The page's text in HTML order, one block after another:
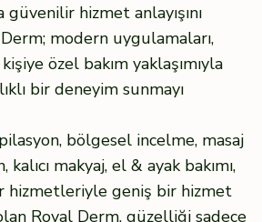
hizmet anlayışını
modern uygulamaları,
özel bakım yaklaşımıyla
bir deneyim sunmayı
bölgesel incelme, masaj
makyaj, el & ayak bakımı,
hizmetleriyle geniş bir hizmet
Royal Derm, güzelliği sadece